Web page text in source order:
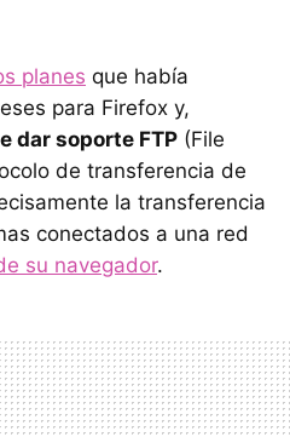
planes que había
para Firefox y,
dar soporte FTP (File
de transferencia de
la transferencia
conectados a una red
su navegador.